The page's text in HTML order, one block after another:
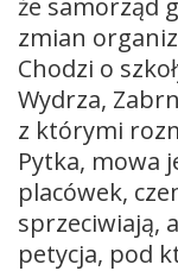
zmian
Chodzi o
Wydrza,
z którymi
Pytka, mowa
placówek,
sprzeciwiają,
petycja, pod